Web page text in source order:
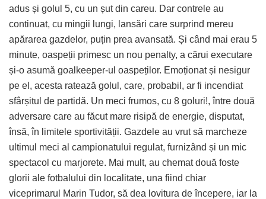
adus și golul 5, cu un șut din careu. Dar contrele au
continuat, cu mingii lungi, lansări care surprind mereu
apărarea gazdelor, puțin prea avansată. Și când mai erau 5
minute, oaspeții primesc un nou penalty, a cărui executare
și-o asumă goalkeeper-ul oaspeților. Emoționat și nesigur
pe el, acesta ratează golul, care, probabil, ar fi incendiat
sfârșitul de partidă. Un meci frumos, cu 8 goluri!, între două
adversare care au făcut mare risipă de energie, disputat,
însă, în limitele sportivității. Gazdele au vrut să marcheze
ultimul meci al campionatului regulat, furnizând și un mic
spectacol cu marjorete. Mai mult, au chemat două foste
glorii ale fotbalului din localitate, una fiind chiar
viceprimarul Marin Tudor, să dea lovitura de începere, iar la